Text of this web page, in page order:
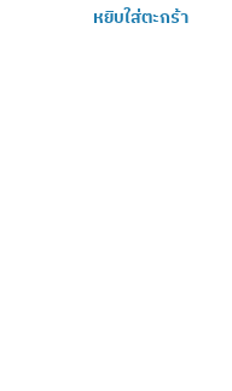
หยิบใส่ตะกร้า